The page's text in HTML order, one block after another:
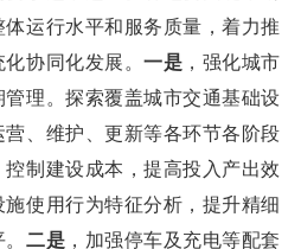
运行水平和服务质量，着力推
化协同化发展。一是 ，强化城市
理。探索覆盖城市交通基础设
、维护、更新等各环节各阶段
制建设成本，提高投入产出效
使用行为特征分析，提升精细
二是 ，加强停车及充电等配套